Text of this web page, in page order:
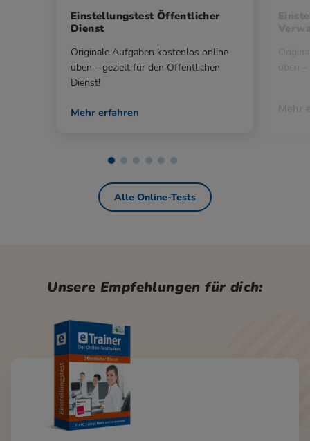
Einstellungstest Öffentlicher
Dienst
Originale Aufgaben kostenlos online
üben – gezielt für den Öffentlichen
Dienst!
Mehr erfahren Mehr
Alle Online-Tests
Unsere Empfehlungen für dich: